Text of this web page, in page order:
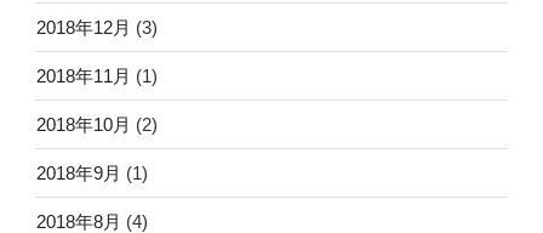
2018年12月 (3)
2018年11月 (1)
2018年10月 (2)
2018年9月 (1)
2018年8月 (4)